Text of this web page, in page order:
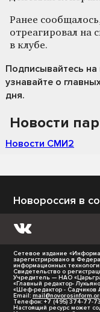
Ранее
отреагировал на
в клубе.
Подписывайтесь на
узнавайте о
дня.
Новости
Новости СМИ2
Новороссия в
Сетевое издание
зарегистрировано в
информационных
Свидетельство о
Учредитель — НАО
«Главный редактор-
«Шеф-редактор - Садчиков
Email:
Телефон: +7 (495) 374-77-73
Настоящий ресурс может